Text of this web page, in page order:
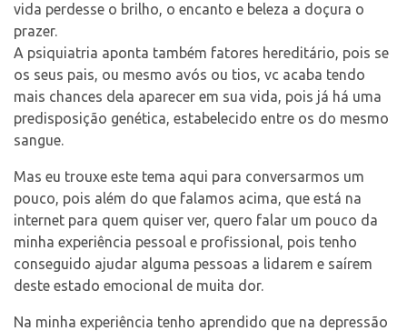
vida perdesse o brilho, o encanto e beleza a doçura o
prazer.
A psiquiatria aponta também fatores hereditário, pois se
os seus pais, ou mesmo avós ou tios, vc acaba tendo
mais chances dela aparecer em sua vida, pois já há uma
predisposição genética, estabelecido entre os do mesmo
sangue.
Mas eu trouxe este tema aqui para conversarmos um
pouco, pois além do que falamos acima, que está na
internet para quem quiser ver, quero falar um pouco da
minha experiência pessoal e profissional, pois tenho
conseguido ajudar alguma pessoas a lidarem e saírem
deste estado emocional de muita dor.
Na minha experiência tenho aprendido que na depressão